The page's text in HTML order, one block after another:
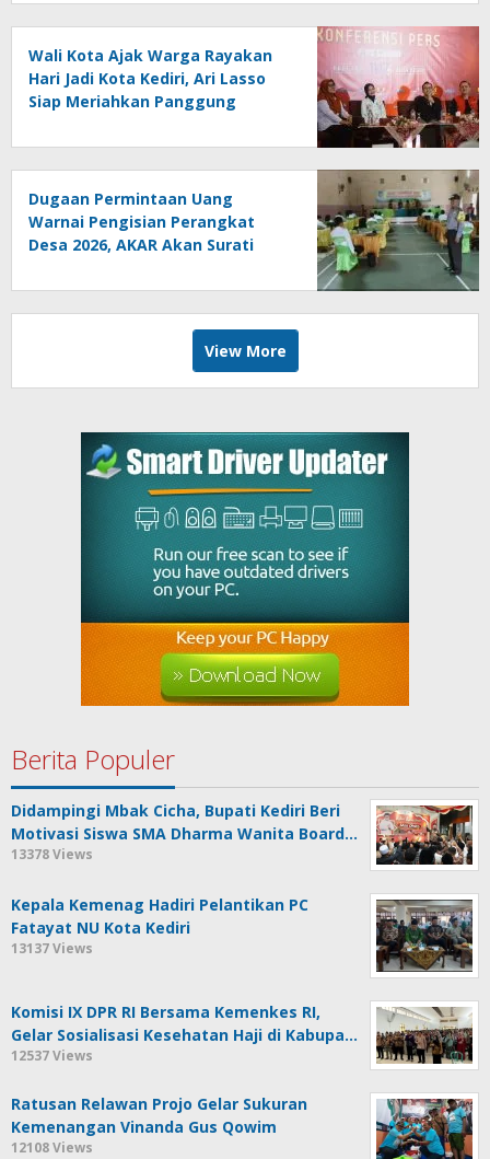
Wali Kota Ajak Warga Rayakan
Hari Jadi Kota Kediri, Ari Lasso
Siap Meriahkan Panggung
Dugaan Permintaan Uang
Warnai Pengisian Perangkat
Desa 2026, AKAR Akan Surati
View More
Berita Populer
Didampingi Mbak Cicha, Bupati Kediri Beri
Motivasi Siswa SMA Dharma Wanita Board…
13378 Views
Kepala Kemenag Hadiri Pelantikan PC
Fatayat NU Kota Kediri
13137 Views
Komisi IX DPR RI Bersama Kemenkes RI,
Gelar Sosialisasi Kesehatan Haji di Kabupa…
12537 Views
Ratusan Relawan Projo Gelar Sukuran
Kemenangan Vinanda Gus Qowim
12108 Views